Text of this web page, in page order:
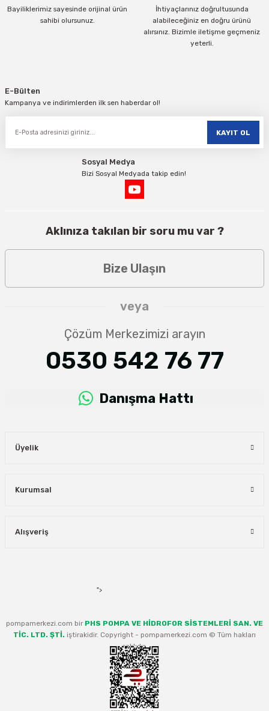
Bayiliklerimiz sayesinde orijinal ürün
sahibi olursunuz.
İhtiyaçlarınız doğrultusunda
alabileceğiniz en doğru ürünü
alırsınız. Bizimle iletişme geçmeniz
yeterli.
E-Bülten
Kampanya ve indirimlerden ilk sen haberdar ol!
KAYIT OL
Sosyal Medya
Bizi Sosyal Medyada takip edin!
Aklınıza takılan bir soru mu var ?
Bize Ulaşın
veya
Çözüm Merkezimizi arayın
0530 542 76 77
Danışma Hattı
Üyelik
Kurumsal
Alışveriş
">
pompamerkezi.com bir PHS POMPA VE HİDROFOR SİSTEMLERİ SAN. VE
TİC. LTD. ŞTİ. iştirakidir. Copyright - pompamerkezi.com © Tüm hakları
saklıdır.